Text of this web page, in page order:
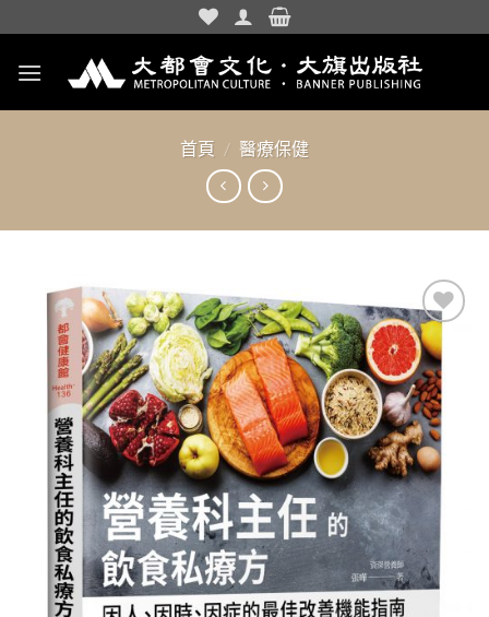
to
content
首頁 / 醫療保健
加入
「願
望清
單」